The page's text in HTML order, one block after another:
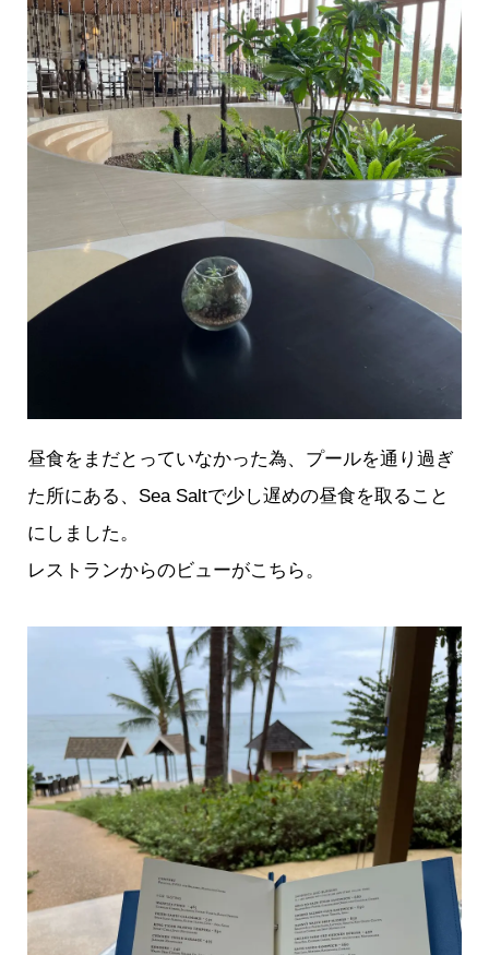
昼食をまだとっていなかった為、プールを通り過ぎ
た所にある、Sea Saltで少し遅めの昼食を取ること
にしました。
レストランからのビューがこちら。